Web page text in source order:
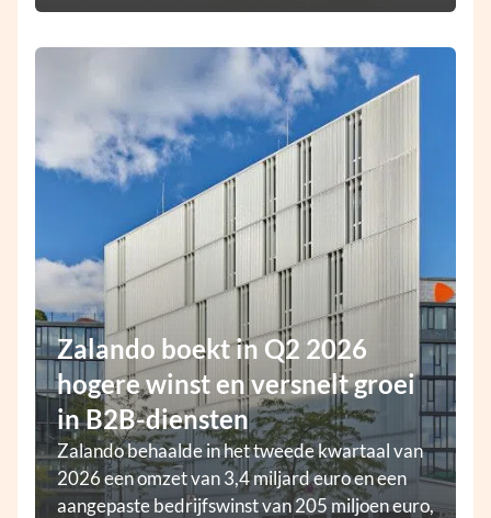
Zalando boekt in Q2 2026
hogere winst en versnelt groei
in B2B-diensten
Zalando behaalde in het tweede kwartaal van
2026 een omzet van 3,4 miljard euro en een
aangepaste bedrijfswinst van 205 miljoen euro,